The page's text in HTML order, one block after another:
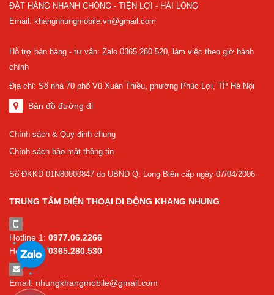
ĐẶT HÀNG NHANH CHÓNG - TIỆN LỢI - HÀI LÒNG
Email: khangnhungmobile.vn@gmail.com
Hỗ trợ bán hàng - tư vấn: Zalo 0365.280.520, làm việc theo giờ hành
chính
Địa chỉ: Số nhà 70 phố Vũ Xuân Thiều, phường Phúc Lợi, TP Hà Nội
Bản đồ đường đi
Chính sách & Quy định chung
Chính sách bảo mật thông tin
Số ĐKKD 01N80000847 do UBND Q. Long Biên cấp ngày 07/04/2006
TRUNG TÂM ĐIỆN THOẠI DI ĐỘNG KHANG NHUNG
Hotline 1: 0977.06.2266
Hotline 2:0365.280.530
Email: nhungkhangmobile@gmail.com